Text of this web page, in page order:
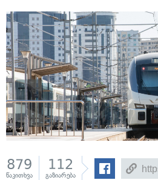
879
წაკითხვა
112
გაზიარება